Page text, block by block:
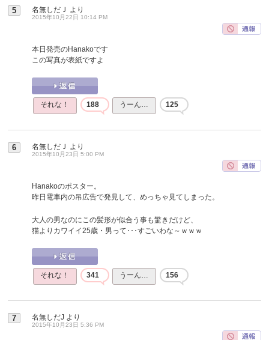
5 名無しだＪ より
2015年10月22日 10:14 PM
本日発売のHanakoです
この写真が表紙ですよ
それな！ 188 うーん… 125
6 名無しだＪ より
2015年10月23日 5:00 PM
Hanakoのポスター。
昨日電車内の吊広告で発見して、めっちゃ見てしまった。
大人の男なのにこの髪形が似合う事も驚きだけど、
猫よりカワイイ25歳・男って･･･すごいわな～ｗｗｗ
それな！ 341 うーん… 156
7 名無しだJ より
2015年10月23日 5:36 PM